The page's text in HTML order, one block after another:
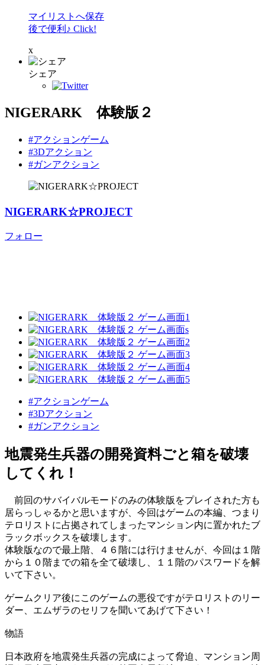
マイリストへ保存
後で便利♪ Click!
x
シェア
NIGERARK 体験版２
#アクションゲーム
#3Dアクション
#ガンアクション
NIGERARK☆PROJECT
フォロー
#アクションゲーム
#3Dアクション
#ガンアクション
地震発生兵器の開発資料ごと箱を破壊
してくれ！
前回のサバイバルモードのみの体験版をプレイされた方も
居らっしゃるかと思いますが、今回はゲームの本編、つまり
テロリストに占拠されてしまったマンション内に置かれたブ
ラックボックスを破壊します。
体験版なので最上階、４６階には行けませんが、今回は１階
から１０階までの箱を全て破壊し、１１階のパスワードを解
いて下さい。
ゲームクリア後にこのゲームの悪役ですがテロリストのリー
ダー、エムザラのセリフを聞いてあげて下さい！
物語
日本政府を地震発生兵器の完成によって脅迫、マンション周